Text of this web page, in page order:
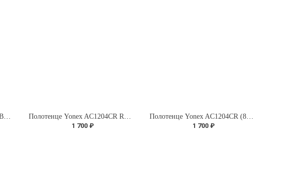
Полотенце Yonex AC1204CR Blue (100x40 cm)
Полотенце Yonex AC1204CR Red (82x34 cm)
1 700 ₽
Полотенце Yonex AC1204CR (82x34 cm)
1 700 ₽